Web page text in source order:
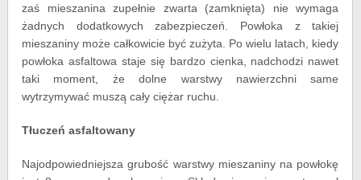
zaś mieszanina zupełnie zwarta (zamknięta) nie wymaga
żadnych dodatkowych zabezpieczeń. Powłoka z takiej
mieszaniny może całkowicie być zużyta. Po wielu latach, kiedy
powłoka asfaltowa staje się bardzo cienka, nadchodzi nawet
taki moment, że dolne warstwy nawierzchni same
wytrzymywać muszą cały ciężar ruchu.
Tłuczeń asfaltowany
Najodpowiedniejsza grubość warstwy mieszaniny na powłokę